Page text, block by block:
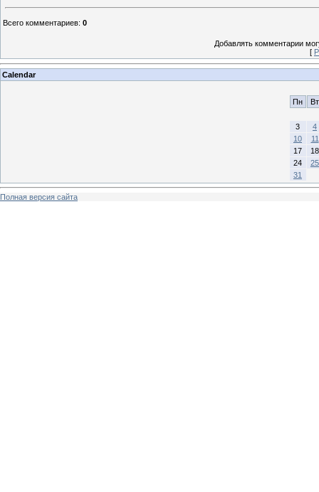
Всего комментариев: 0
Добавлять комментарии
[
Calendar
Пн Вт
3
4
10
11
17
18
24
25
31
Полная версия сайта